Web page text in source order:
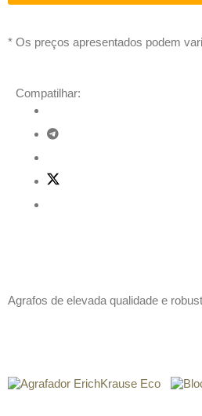
* Os preços apresentados podem
Compatilhar:
Agrafos de elevada qualidade e